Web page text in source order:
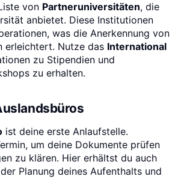
von Partneruniversitäten, die
anbietet. Diese Institutionen
was die Anerkennung von
erleichtert. Nutze das International
zu Stipendien und
zu erhalten.
ist deine erste Anlaufstelle.
um deine Dokumente prüfen
zu klären. Hier erhältst du auch
Planung deines Aufenthalts und